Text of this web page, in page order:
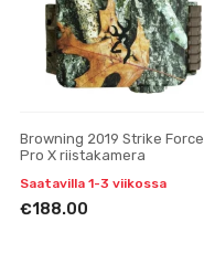
Browning 2019 Strike Force
Pro X riistakamera
Saatavilla 1-3 viikossa
€188.00